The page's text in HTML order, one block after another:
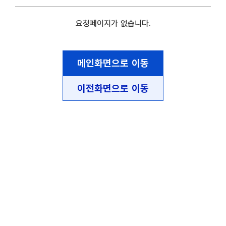
요청페이지가 없습니다.
메인화면으로 이동
이전화면으로 이동